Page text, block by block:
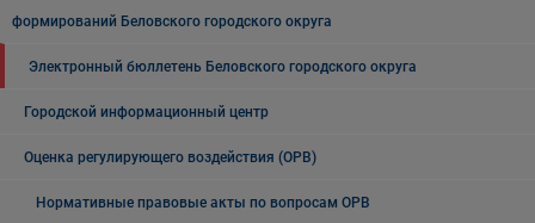
формирований Беловского городского округа
Электронный бюллетень Беловского городского округа
Городской информационный центр
Оценка регулирующего воздействия (ОРВ)
Нормативные правовые акты по вопросам ОРВ